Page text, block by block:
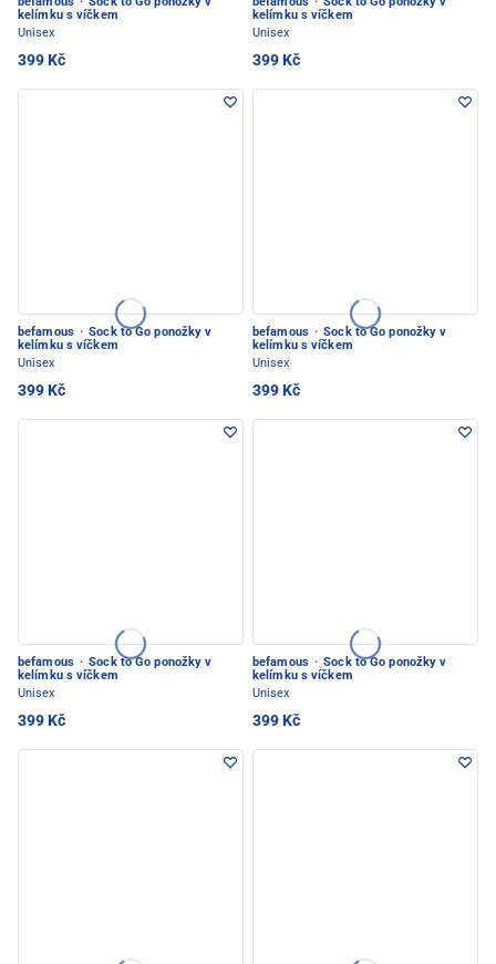
kelímku s víčkem
Unisex
399 Kč
kelímku s víčkem
Unisex
399 Kč
befamous · Sock to Go ponožky v
kelímku s víčkem
Unisex
399 Kč
befamous · Sock to Go ponožky v
kelímku s víčkem
Unisex
399 Kč
befamous · Sock to Go ponožky v
kelímku s víčkem
Unisex
399 Kč
befamous · Sock to Go ponožky v
kelímku s víčkem
Unisex
399 Kč